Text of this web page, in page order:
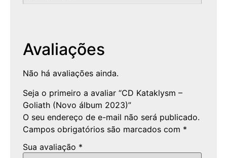
Avaliações
Não há avaliações ainda.
Seja o primeiro a avaliar “CD Kataklysm –
Goliath (Novo álbum 2023)”
O seu endereço de e-mail não será publicado.
Campos obrigatórios são marcados com *
Sua avaliação *